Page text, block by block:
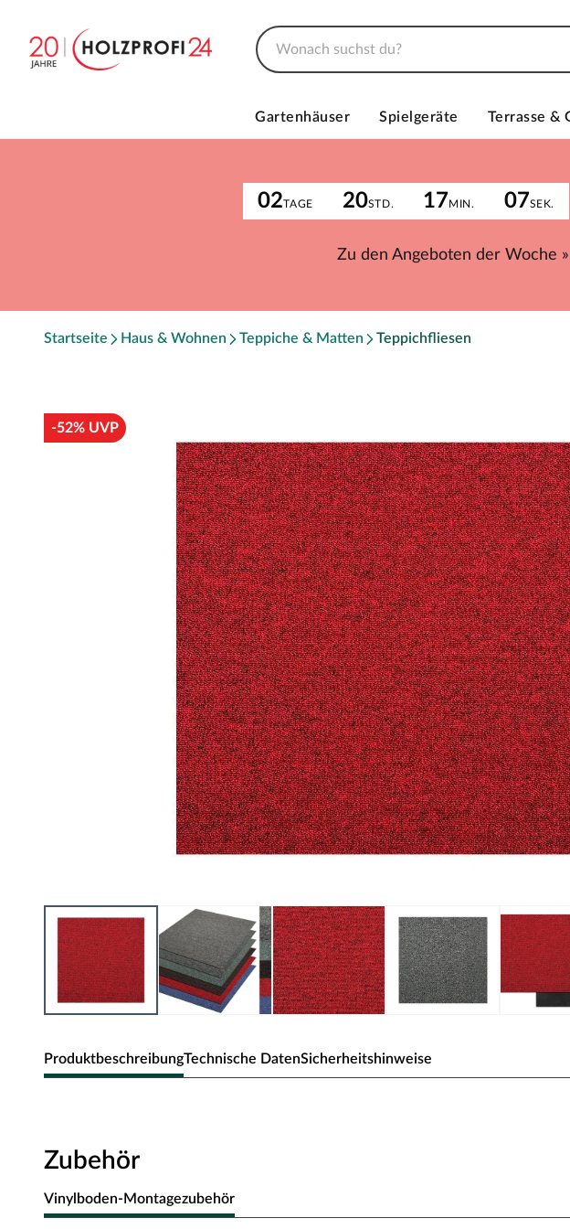
Gartenhäuser Spielgeräte Terrasse &
02TAGE 20STD. 17MIN. 07SEK.
Zu den Angeboten der Woche »
Startseite Haus & Wohnen Teppiche & Matten Teppichfliesen
-52% UVP
ProduktbeschreibungTechnische DatenSicherheitshinweise
Teppichboden soll aus der Mode sein? Noch lange nicht, denn die Teppichfliesen
Optik
Zubehör
Vinylboden-Montagezubehör